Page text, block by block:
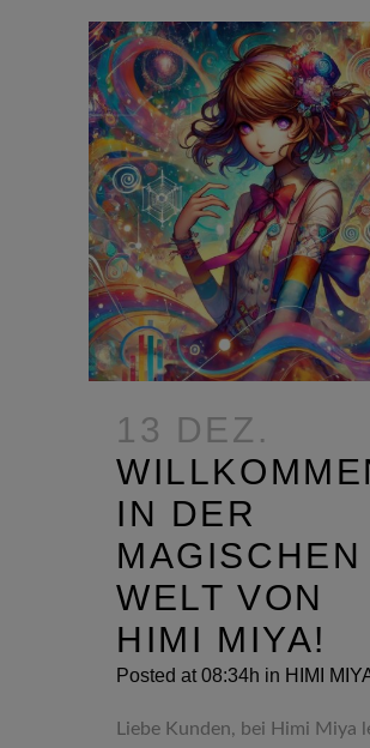
13 DEZ.
IN DER
MAGISCHEN
WELT VON
HIMI MIYA!
Posted at 08:34h in HIMI
Liebe Kunden, bei Himi Miya